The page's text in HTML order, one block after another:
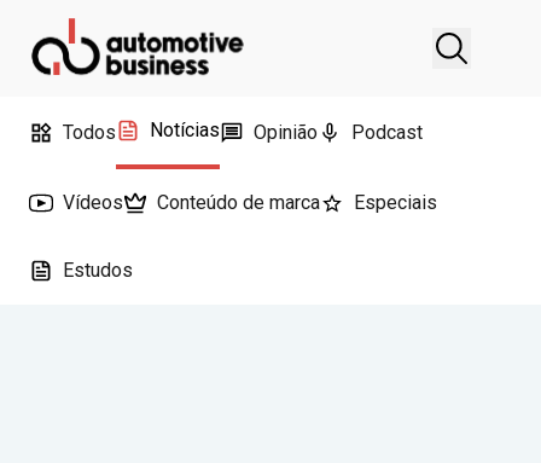
Todos Notícias Opinião Podcast
Vídeos Conteúdo de marca Especiais
Estudos